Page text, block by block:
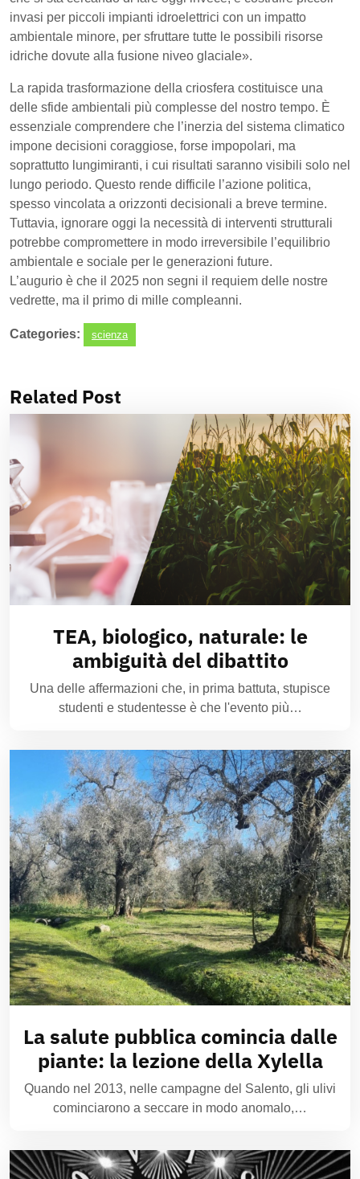
invasi per piccoli impianti idroelettrici con un impatto
ambientale minore, per sfruttare tutte le possibili risorse
idriche dovute alla fusione niveo glaciale».
La rapida trasformazione della criosfera costituisce una
delle sfide ambientali più complesse del nostro tempo. È
essenziale comprendere che l’inerzia del sistema climatico
impone decisioni coraggiose, forse impopolari, ma
soprattutto lungimiranti, i cui risultati saranno visibili solo nel
lungo periodo. Questo rende difficile l’azione politica,
spesso vincolata a orizzonti decisionali a breve termine.
Tuttavia, ignorare oggi la necessità di interventi strutturali
potrebbe compromettere in modo irreversibile l’equilibrio
ambientale e sociale per le generazioni future.
L’augurio è che il 2025 non segni il requiem delle nostre
vedrette, ma il primo di mille compleanni.
Categories: scienza
Related Post
TEA, biologico, naturale: le
ambiguità del dibattito
Una delle affermazioni che, in prima battuta, stupisce
studenti e studentesse è che l'evento più…
La salute pubblica comincia dalle
piante: la lezione della Xylella
Quando nel 2013, nelle campagne del Salento, gli ulivi
cominciarono a seccare in modo anomalo,…